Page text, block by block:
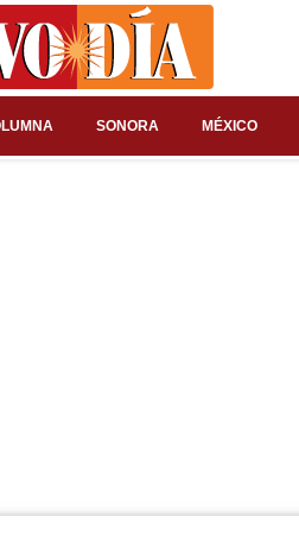
SONORA MÉXICO